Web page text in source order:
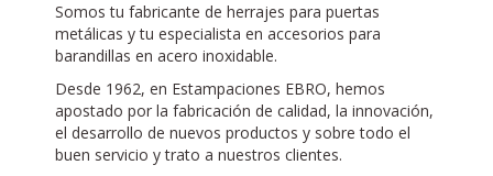
Somos tu fabricante de herrajes para puertas
metálicas y tu especialista en accesorios para
barandillas en acero inoxidable.
Desde 1962, en Estampaciones EBRO, hemos
apostado por la fabricación de calidad, la innovación,
el desarrollo de nuevos productos y sobre todo el
buen servicio y trato a nuestros clientes.